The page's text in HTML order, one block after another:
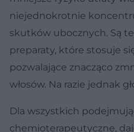
niejednokrotnie
skutków ubocznych. Są
preparaty, które stosuje
pozwalające znacząco
włosów. Na razie jednak
Dla wszystkich
chemioterapeutyczne,